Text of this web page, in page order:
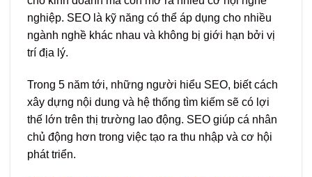
nghiệp. SEO là kỹ năng có thể áp dụng cho nhiều
ngành nghề khác nhau và không bị giới hạn bởi vị
trí địa lý.
Trong 5 năm tới, những người hiểu SEO, biết cách
xây dựng nội dung và hệ thống tìm kiếm sẽ có lợi
thế lớn trên thị trường lao động. SEO giúp cá nhân
chủ động hơn trong việc tạo ra thu nhập và cơ hội
phát triển.